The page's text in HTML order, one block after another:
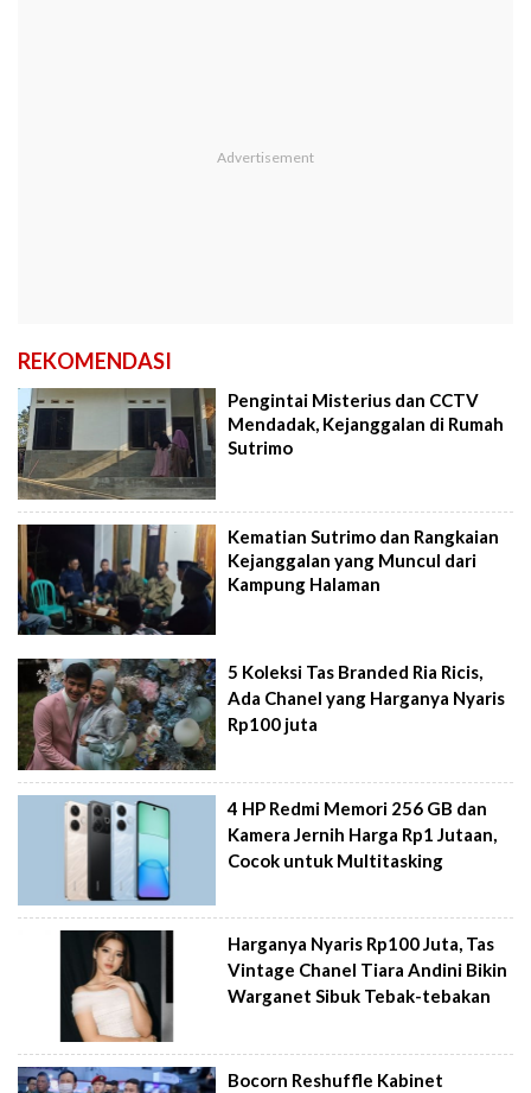
REKOMENDASI
Pengintai Misterius dan CCTV
Mendadak, Kejanggalan di Rumah
Sutrimo
Kematian Sutrimo dan Rangkaian
Kejanggalan yang Muncul dari
Kampung Halaman
5 Koleksi Tas Branded Ria Ricis,
Ada Chanel yang Harganya Nyaris
Rp100 juta
4 HP Redmi Memori 256 GB dan
Kamera Jernih Harga Rp1 Jutaan,
Cocok untuk Multitasking
Harganya Nyaris Rp100 Juta, Tas
Vintage Chanel Tiara Andini Bikin
Warganet Sibuk Tebak-tebakan
Bocorn Reshuffle Kabinet